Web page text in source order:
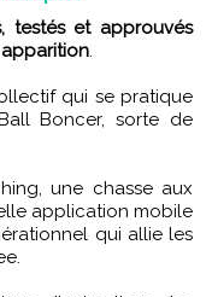
.
qui se pratique
Boncer, sorte de
une chasse aux
application mobile
qui allie les